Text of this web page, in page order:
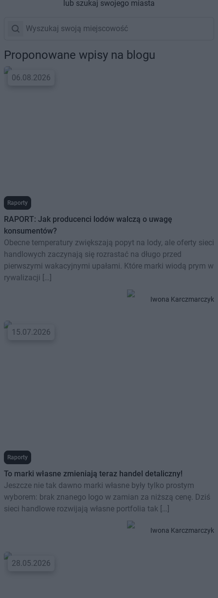
lub szukaj swojego miasta
Proponowane wpisy na blogu
06.08.2026
Raporty
RAPORT: Jak producenci lodów walczą o uwagę
konsumentów?
Obecne temperatury zwiększają popyt na lody, ale oferty sieci
handlowych zaczynają się rozrastać na długo przed
pierwszymi wakacyjnymi upałami. Które marki wiodą prym w
rywalizacji […]
Iwona Karczmarczyk
15.07.2026
Raporty
To marki własne zmieniają teraz handel detaliczny!
Jeszcze nie tak dawno marki własne były tylko prostym
wyborem: brak znanego logo w zamian za niższą cenę. Dziś
sieci handlowe rozwijają własne portfolia tak […]
Iwona Karczmarczyk
28.05.2026